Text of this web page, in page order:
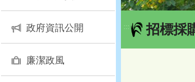
政府資訊公開
廉潔政風
::: 招標採